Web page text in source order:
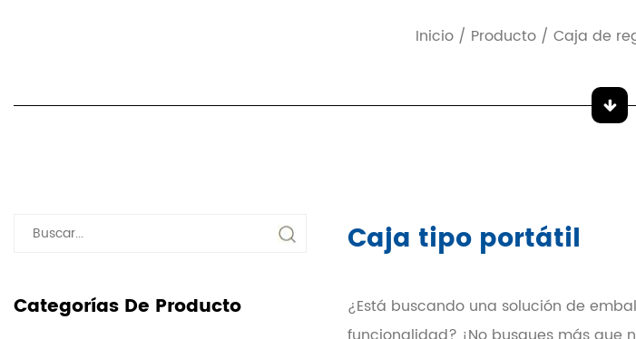
Inicio/ Producto/ Caja de
Categorías De Producto
Caja tipo portátil
¿Está buscando una solución de